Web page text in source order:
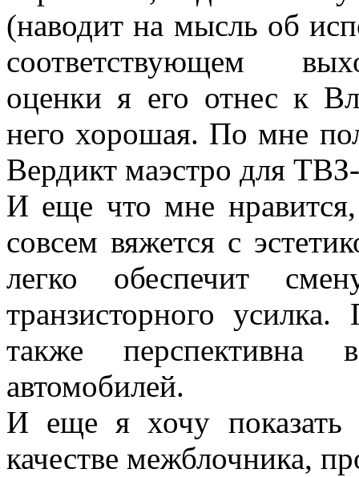
(наводит на мысль об
соответствующем
оценки я его отнес к
него хорошая. По мне
Вердикт маэстро для
И еще что мне нравится,
совсем вяжется с
легко обеспечит
транзисторного
также
автомобилей.
И еще я хочу показать
качестве межблочника,